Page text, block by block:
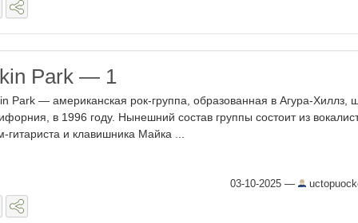
Park — 1
Park — американская рок-группа, образованная в Агура-Хиллз,
в 1996 году. Нынешний состав группы состоит из
гитариста и клавишника Майка ...
03-10-2025 —